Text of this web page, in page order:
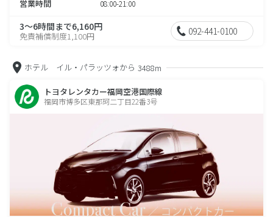
営業時間 08:00-21:00
3～6時間まで6,160円
免責補償制度1,100円 092-441-0100
ホテル イル・パラッツォから 3488m
トヨタレンタカー福岡空港国際線
福岡市博多区東那珂二丁目22番3号